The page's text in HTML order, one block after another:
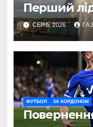
Перший
СЕР 5, 2026
ФУТБОЛ ЗА КОРДОНОМ